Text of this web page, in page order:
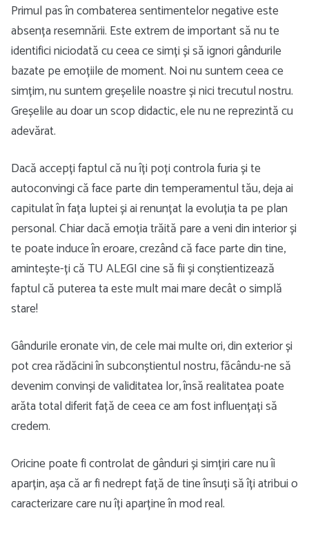
Primul pas în combaterea sentimentelor negative este
absența resemnării. Este extrem de important să nu te
identifici niciodată cu ceea ce simți și să ignori gândurile
bazate pe emoțiile de moment. Noi nu suntem ceea ce
simțim, nu suntem greșelile noastre și nici trecutul nostru.
Greșelile au doar un scop didactic, ele nu ne reprezintă cu
adevărat.
Dacă accepți faptul că nu îți poți controla furia și te
autoconvingi că face parte din temperamentul tău, deja ai
capitulat în fața luptei și ai renunțat la evoluția ta pe plan
personal. Chiar dacă emoția trăită pare a veni din interior și
te poate induce în eroare, crezând că face parte din tine,
amintește-ți că TU ALEGI cine să fii și conștientizează
faptul că puterea ta este mult mai mare decât o simplă
stare!
Gândurile eronate vin, de cele mai multe ori, din exterior și
pot crea rădăcini în subconștientul nostru, făcându-ne să
devenim convinși de validitatea lor, însă realitatea poate
arăta total diferit față de ceea ce am fost influențați să
credem.
Oricine poate fi controlat de gânduri și simțiri care nu îi
aparțin, așa că ar fi nedrept față de tine însuți să îți atribui o
caracterizare care nu îți aparține în mod real.